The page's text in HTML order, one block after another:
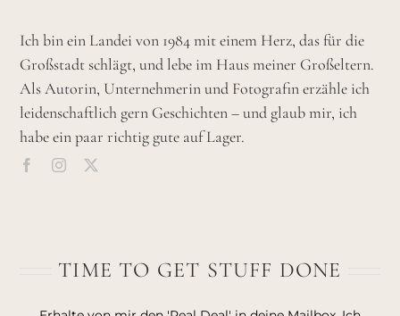
Ich bin ein Landei von 1984 mit einem Herz, das für die
Großstadt schlägt, und lebe im Haus meiner Großeltern.
Als Autorin, Unternehmerin und Fotografin erzähle ich
leidenschaftlich gern Geschichten – und glaub mir, ich
habe ein paar richtig gute auf Lager.
TIME TO GET STUFF DONE